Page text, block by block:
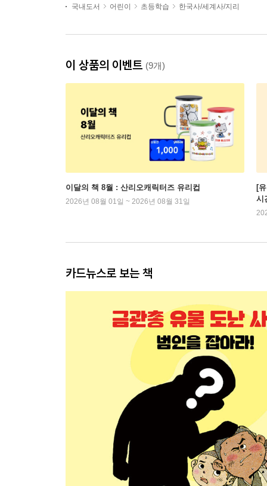
국내도서
어린이 초등학습 한국사/세계사/지리
이 상품의 이벤트 (9개)
이달의 책 8월 : 산리오캐릭터즈 유리컵
2026년 08월 01일 ~ 2026년 08월 31일
[
시
카드뉴스로 보는 책